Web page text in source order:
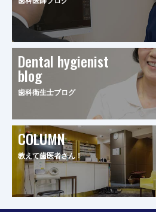
Dental hygienist
blog
歯科衛生士ブログ
COLUMN
教えて歯医者さん！